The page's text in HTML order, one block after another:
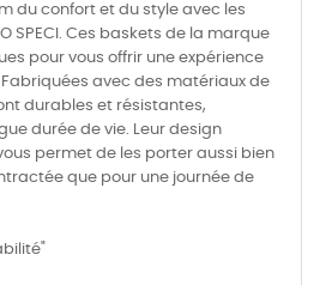
du confort et du style avec les
SPECI. Ces baskets de la marque
pour vous offrir une expérience
avec des matériaux de
durables et résistantes,
durée de vie. Leur design
permet de les porter aussi bien
que pour une journée de